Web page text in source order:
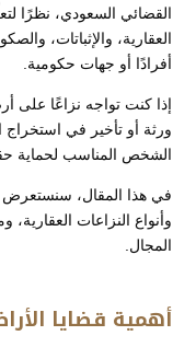
القضائي السعودي، نظرًا
العقارية، والإثباتات،
أفرادًا أو جهات حكومية.
إذا كنت تواجه نزاعًا على
ورثة أو تأخير في
الشخص المناسب لحماية
في هذا المقال، سنستعرض
وأنواع النزاعات
المجال.
أهمية قضايا